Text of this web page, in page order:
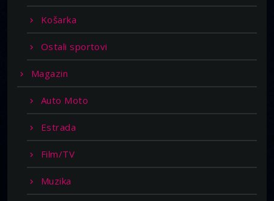
Košarka
Ostali sportovi
Magazin
Auto Moto
Estrada
Film/TV
Muzika